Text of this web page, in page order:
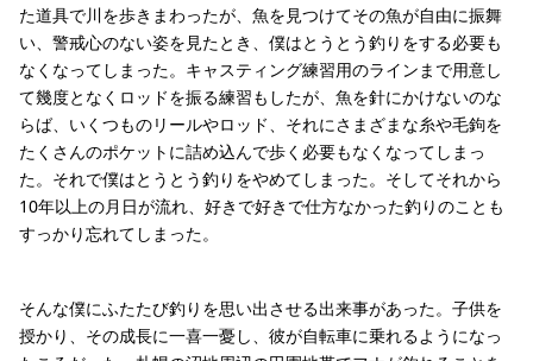
た道具で川を歩きまわったが、魚を見つけてその魚が自由に振舞
い、警戒心のない姿を見たとき、僕はとうとう釣りをする必要も
なくなってしまった。キャスティング練習用のラインまで用意し
て幾度となくロッドを振る練習もしたが、魚を針にかけないのな
らば、いくつものリールやロッド、それにさまざまな糸や毛鉤を
たくさんのポケットに詰め込んで歩く必要もなくなってしまっ
た。それで僕はとうとう釣りをやめてしまった。そしてそれから
10年以上の月日が流れ、好きで好きで仕方なかった釣りのことも
すっかり忘れてしまった。
そんな僕にふたたび釣りを思い出させる出来事があった。子供を
授かり、その成長に一喜一憂し、彼が自転車に乗れるようになっ